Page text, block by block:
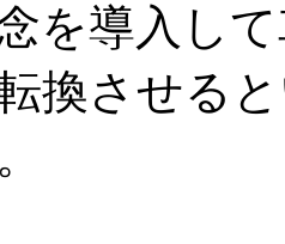
を導入し
換させる